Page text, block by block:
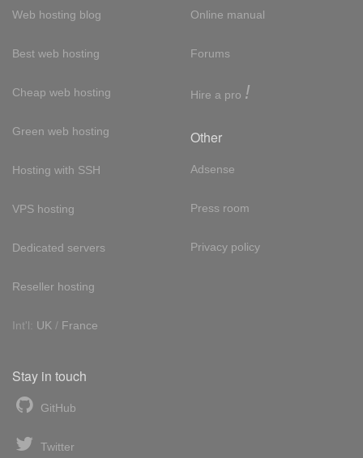
Web hosting blog
Best web hosting
Cheap web hosting
Green web hosting
Hosting with SSH
VPS hosting
Dedicated servers
Reseller hosting
Int'l: UK / France
Online manual
Forums
Hire a pro !
Other
Adsense
Press room
Privacy policy
Stay in touch
GitHub
Twitter